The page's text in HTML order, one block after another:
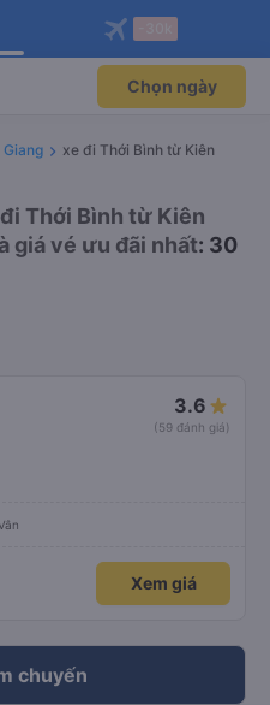
ngay!
viên độc
Mở app
máy bay qua
Mở app
Chọn ngày
xe đi Thới Bình từ Kiên
Thới Bình từ Kiên
giá vé ưu đãi nhất: 30
3.6
(59 đánh giá)
Xem giá
chuyến